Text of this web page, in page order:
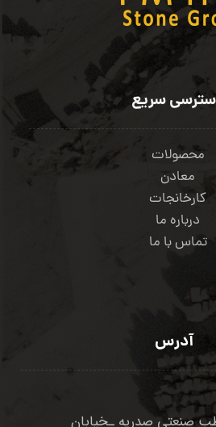
سریع
محصولات
معادن
کارخانجات
درباره ما
تماس با ما
آدرس
صنعتی صدریه ـخیابان